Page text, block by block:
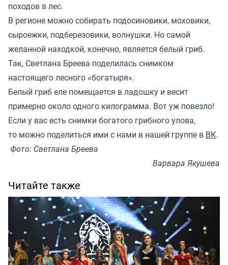
походов в лес.
В регионе можно собирать подосиновики, моховики,
сыроежки, подберезовики, волнушки. Но самой
желанной находкой, конечно, является белый гриб.
Так, Светлана Бреева поделилась снимком
настоящего лесного «богатыря».
Белый гриб еле помещается в ладошку и весит
примерно около одного килограмма. Вот уж повезло!
Если у вас есть снимки богатого грибного улова,
то можно поделиться ими с нами в нашей группе в ВК.
Фото: Светлана Бреева
Варвара Якушева
Читайте также